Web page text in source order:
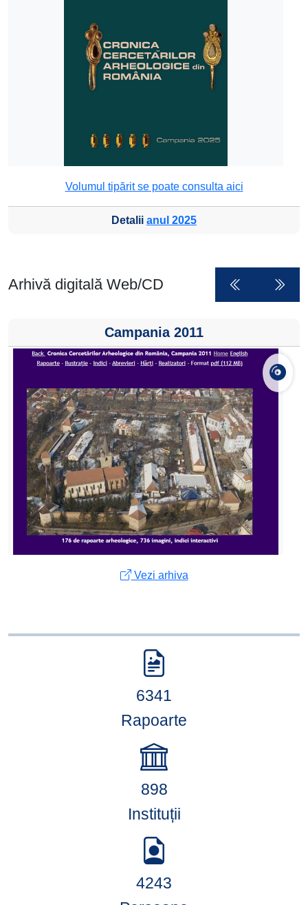
Volumul tipărit se poate consulta aici
Detalii anul 2025
Arhivă digitală Web/CD
Campania 2011
Vezi arhiva
6341
Rapoarte
898
Instituții
4243